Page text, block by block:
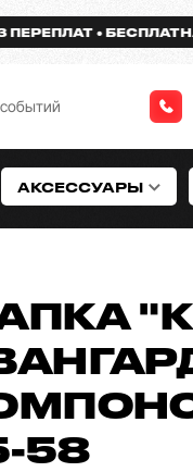
БЕСПЛАТНАЯ
АКСЕССУАРЫ
58